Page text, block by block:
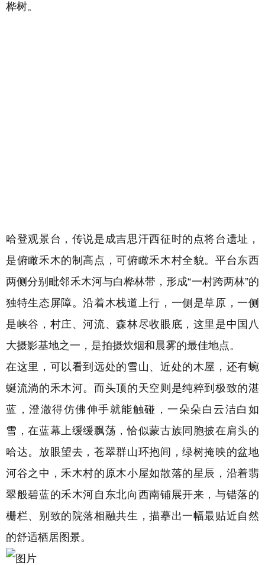
桦树。
哈登观景台， 传说是成吉思汗西征时的点将台遗址，
是俯瞰禾木的制高点，可俯瞰禾木村全貌。平台东西
两侧分别毗邻禾木河与白桦林带，形成“一村跨两林”的
独特生态屏障。沿着木栈道上行，一侧是草原，一侧
是峡谷，村庄、河流、森林尽收眼底，这里是中国八
大摄影基地之一，是拍摄炊烟和晨雾的最佳地点。
在这里，可以看到远处的雪山、近处的木屋，还有蜿
蜒流淌的禾木河。而头顶的天空则是纯粹到极致的湛
蓝，澄澈得仿佛伸手就能触碰，一朵朵白云洁白如
雪，在蓝幕上缓缓飘荡，恰似蒙古族同胞披在肩头的
哈达。放眼望去，苍翠群山环抱间，绿树掩映的盆地
河谷之中，禾木村的原木小屋如散落的星辰，沿着翡
翠般碧蓝的禾木河自东北向西南铺展开来，与错落的
栅栏、别致的院落相融共生，描摹出一幅最贴近自然
的舒适栖居图景。